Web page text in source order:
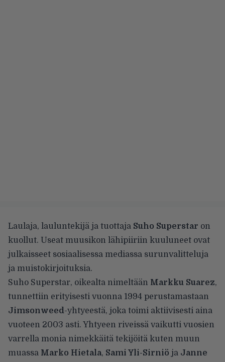
Laulaja, lauluntekijä ja tuottaja Suho Superstar on
kuollut. Useat muusikon lähipiiriin kuuluneet ovat
julkaisseet sosiaalisessa mediassa surunvalitteluja
ja muistokirjoituksia.
Suho Superstar, oikealta nimeltään Markku Suarez,
tunnettiin erityisesti vuonna 1994 perustamastaan
Jimsonweed-yhtyeestä, joka toimi aktiivisesti aina
vuoteen 2003 asti. Yhtyeen riveissä vaikutti vuosien
varrella monia nimekkäitä tekijöitä kuten muun
muassa Marko Hietala, Sami Yli-Sirniö ja Janne